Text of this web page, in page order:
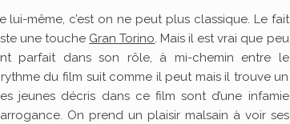
lui-même, c’est on ne peut plus classique. Le fait
une touche Gran Torino. Mais il est vrai que peu
parfait dans son rôle, à mi-chemin entre le
du film suit comme il peut mais il trouve un
jeunes décris dans ce film sont d’une infamie
On prend un plaisir malsain à voir ses